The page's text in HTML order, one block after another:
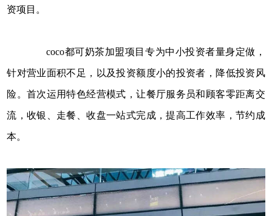
资项目。
coco都可奶茶加盟项目专为中小投资者量身定做，
针对营业面积不足，以及投资额度小的投资者，降低投资风
险。首次运用特色经营模式，让餐厅服务员和顾客零距离交
流，收银、走餐、收盘一站式完成，提高工作效率，节约成
本。